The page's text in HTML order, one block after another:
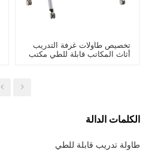
تخصيص طاولات غرفة التدريب
أثاث المكاتب قابلة للطي مكتب
الكلمات الدالة
طاولة تدريب قابلة للطي